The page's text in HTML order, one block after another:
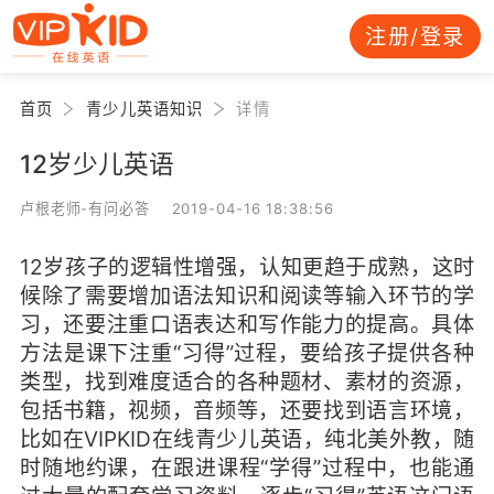
注册/登录
首页 青少儿英语知识 详情
12岁少儿英语
卢根老师-有问必答 2019-04-16 18:38:56
12岁孩子的逻辑性增强，认知更趋于成熟，这时
候除了需要增加语法知识和阅读等输入环节的学
习，还要注重口语表达和写作能力的提高。具体
方法是课下注重“习得”过程，要给孩子提供各种
类型，找到难度适合的各种题材、素材的资源，
包括书籍，视频，音频等，还要找到语言环境，
比如在VIPKID在线青少儿英语，纯北美外教，随
时随地约课，在跟进课程“学得”过程中，也能通